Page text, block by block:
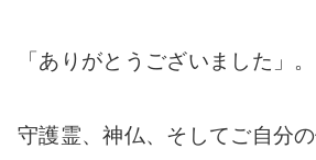
「ありがとうございました」。
守護霊、神仏、そしてご自分